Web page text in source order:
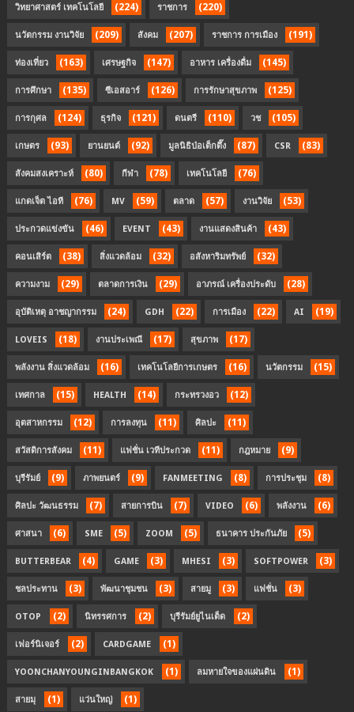
วิทยาศาสตร์ เทคโนโลยี (224) ราชการ (220)
นวัตกรรม งานวิจัย (209) สังคม (207) ราชการ การเมือง (191)
ท่องเที่ยว (163) เศรษฐกิจ (147) อาหาร เครื่องดื่ม (145)
การศึกษา (135) ซีเอสอาร์ (126) การรักษาสุขภาพ (125)
การกุศล (124) ธุรกิจ (121) ดนตรี (110) วช (105)
เกษตร (93) ยานยนต์ (92) มูลนิธิป่อเต็กตึ๊ง (87) CSR (83)
สังคมสงเคราะห์ (80) กีฬา (78) เทคโนโลยี (76)
แกดเจ็ต ไอที (76) MV (59) ตลาด (57) งานวิจัย (53)
ประกวดแข่งขัน (46) EVENT (43) งานแสดงสินค้า (43)
คอนเสิร์ต (38) สิ่งแวดล้อม (32) อสังหาริมทรัพย์ (32)
ความงาม (29) ตลาดการเงิน (29) อาภรณ์ เครื่องประดับ (28)
อุบัติเหตุ อาชญากรรม (24) GDH (22) การเมือง (22) AI (19)
LOVEIS (18) งานประเพณี (17) สุขภาพ (17)
พลังงาน สิ่งแวดล้อม (16) เทคโนโลยีการเกษตร (16) นวัตกรรม (15)
เทศกาล (15) HEALTH (14) กระทรวงอว (12)
อุตสาหกรรม (12) การลงทุน (11) ศิลปะ (11)
สวัสดิการสังคม (11) แฟชั่น เวทีประกวด (11) กฎหมาย (9)
บุรีรัมย์ (9) ภาพยนตร์ (9) FANMEETING (8) การประชุม (8)
ศิลปะ วัฒนธรรม (7) สายการบิน (7) VIDEO (6) พลังงาน (6)
ศาสนา (6) SME (5) ZOOM (5) ธนาคาร ประกันภัย (5)
BUTTERBEAR (4) GAME (3) MHESI (3) SOFTPOWER (3)
ชลประทาน (3) พัฒนาชุมชน (3) สายมู (3) แฟชั่น (3)
OTOP (2) นิทรรศการ (2) บุรีรัมย์ยูไนเต็ด (2)
เฟอร์นิเจอร์ (2) CARDGAME (1)
YOONCHANYOUNGINBANGKOK (1) ลมหายใจของแผ่นดิน (1)
สายมุ (1) แว่นใหญ่ (1)